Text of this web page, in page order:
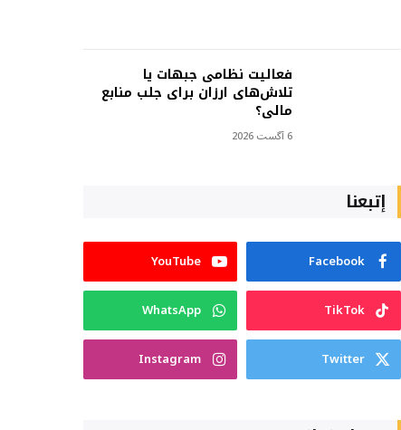
فعالیت نظامی جبهات یا
تلاش‌های ارزان برای جلب منابع
مالی؟
6 آگست 2026
إتبعنا
Facebook
YouTube
TikTok
WhatsApp
Twitter
Instagram